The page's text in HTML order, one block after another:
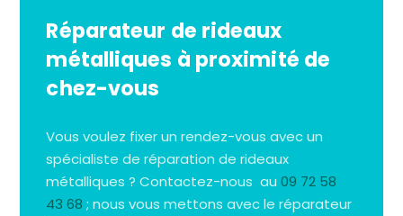
Réparateur de rideaux
métalliques à proximité de
chez-vous
Vous voulez fixer un rendez-vous avec un
spécialiste de réparation de rideaux
métalliques ? Contactez-nous au09 72 58
43 68 ; nous vous mettons avec le réparateur